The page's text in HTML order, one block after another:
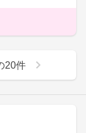
20件